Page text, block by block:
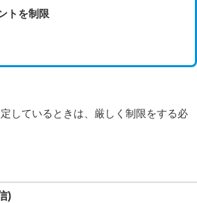
トを制限
しているときは、厳しく制限をする必
)